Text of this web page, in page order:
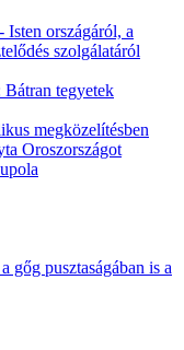
országáról, a
szolgálatáról
tegyetek
megközelítésben
Oroszországot
gőg pusztaságában is a